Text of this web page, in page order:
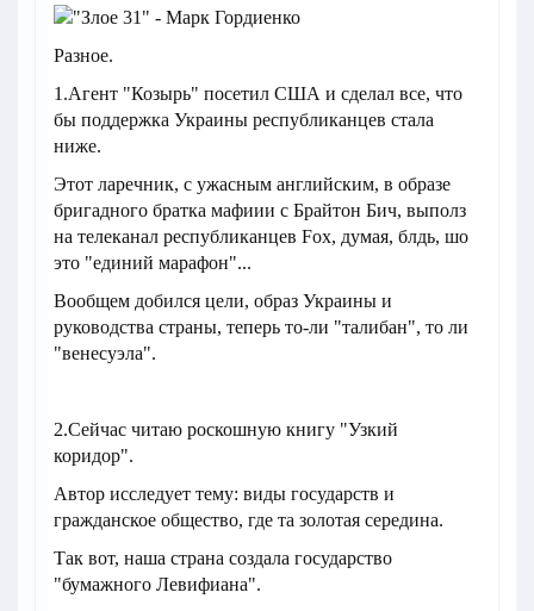
Разное.
1.Агент "Козырь" посетил США и сделал все, что
бы поддержка Украины республиканцев стала
ниже.
Этот ларечник, с ужасным английским, в образе
бригадного братка мафиии с Брайтон Бич, выполз
на телеканал республиканцев Foх, думая, блдь, шо
это "единий марафон"...
Вообщем добился цели, образ Украины и
руководства страны, теперь то-ли "талибан", то ли
"венесуэла".
2.Сейчас читаю роскошную книгу "Узкий
коридор".
Автор исследует тему: виды государств и
гражданское общество, где та золотая середина.
Так вот, наша страна создала государство
"бумажного Левифиана".